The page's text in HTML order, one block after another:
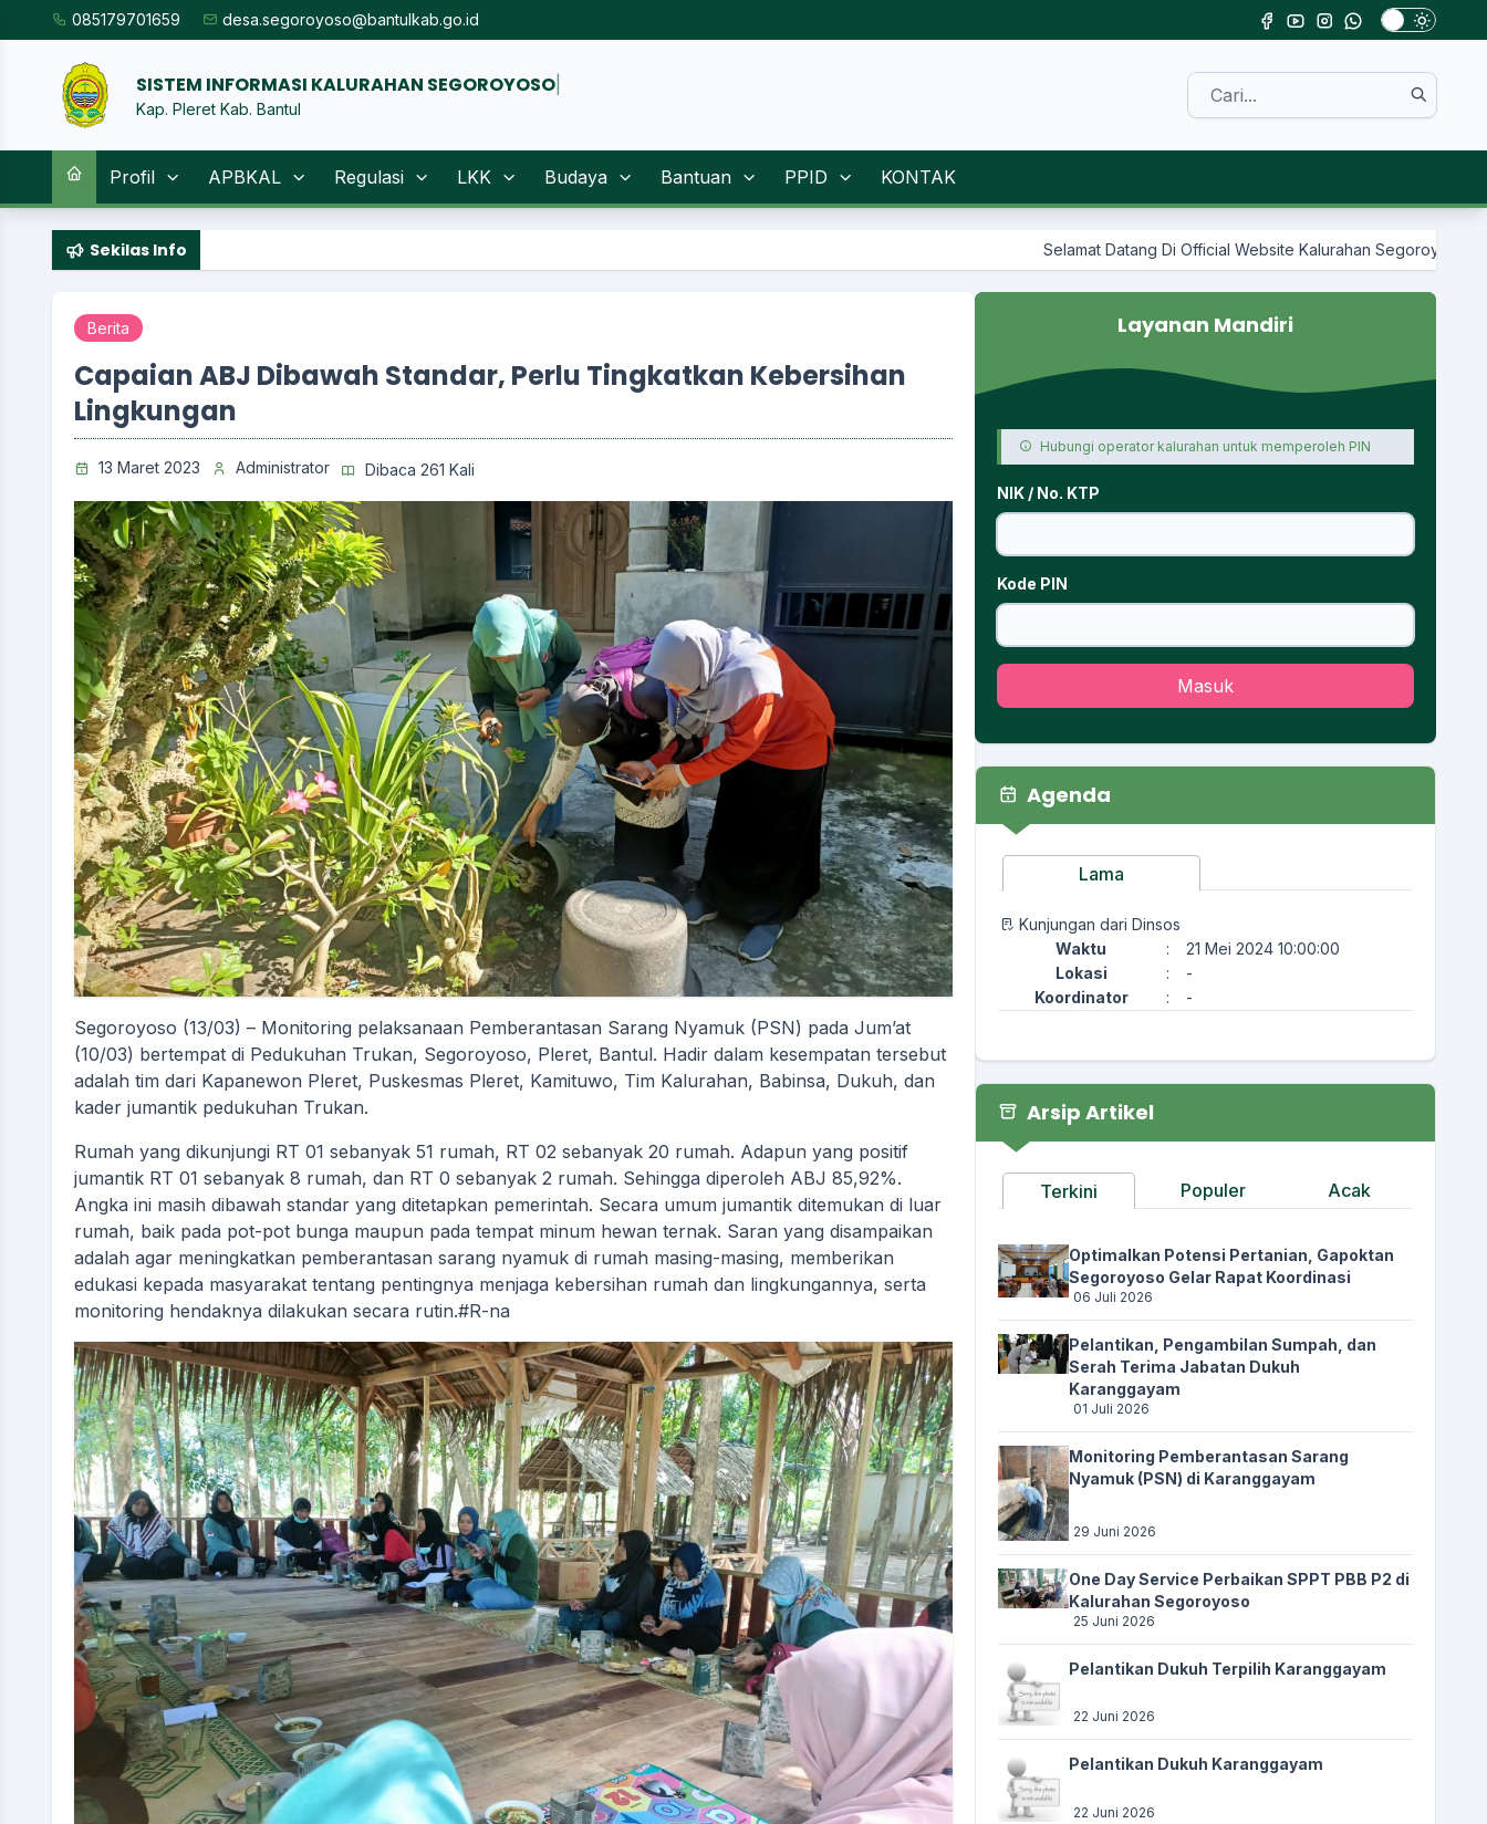
085179701659 desa.segoroyoso@bantulkab.go.id
SISTEM |
Kap. Pleret Kab. Bantul
Profil APBKAL Regulasi LKK Budaya Bantuan PPID KONTAK
Sekilas Info Selamat Datang Di Official Website Kalurahan Segoroyoso
Berita
Capaian ABJ Dibawah Standar, Perlu Tingkatkan Kebersihan
Lingkungan
13 Maret 2023 Administrator Dibaca 261 Kali
Segoroyoso (13/03) – Monitoring pelaksanaan Pemberantasan Sarang Nyamuk (PSN) pada Jum’at
(10/03) bertempat di Pedukuhan Trukan, Segoroyoso, Pleret, Bantul. Hadir dalam kesempatan tersebut
adalah tim dari Kapanewon Pleret, Puskesmas Pleret, Kamituwo, Tim Kalurahan, Babinsa, Dukuh, dan
kader jumantik pedukuhan Trukan.
Rumah yang dikunjungi RT 01 sebanyak 51 rumah, RT 02 sebanyak 20 rumah. Adapun yang positif
jumantik RT 01 sebanyak 8 rumah, dan RT 0 sebanyak 2 rumah. Sehingga diperoleh ABJ 85,92%.
Angka ini masih dibawah standar yang ditetapkan pemerintah. Secara umum jumantik ditemukan di luar
rumah, baik pada pot-pot bunga maupun pada tempat minum hewan ternak. Saran yang disampaikan
adalah agar meningkatkan pemberantasan sarang nyamuk di rumah masing-masing, memberikan
edukasi kepada masyarakat tentang pentingnya menjaga kebersihan rumah dan lingkungannya, serta
monitoring hendaknya dilakukan secara rutin.#R-na
Layanan Mandiri
Hubungi operator kalurahan untuk memperoleh PIN
NIK / No. KTP
Kode PIN
Masuk
Agenda
Lama
Kunjungan dari Dinsos
Waktu
:
21 Mei 2024 10:00:00
Lokasi
:
-
Koordinator
: -
Arsip Artikel
Terkini Populer Acak
Optimalkan Potensi Pertanian, Gapoktan
Segoroyoso Gelar Rapat Koordinasi
06 Juli 2026
Pelantikan, Pengambilan Sumpah, dan
Serah Terima Jabatan Dukuh
Karanggayam
01 Juli 2026
Monitoring Pemberantasan Sarang
Nyamuk (PSN) di Karanggayam
29 Juni 2026
One Day Service Perbaikan SPPT PBB P2 di
Kalurahan Segoroyoso
25 Juni 2026
Pelantikan Dukuh Terpilih Karanggayam
22 Juni 2026
Pelantikan Dukuh Karanggayam
22 Juni 2026